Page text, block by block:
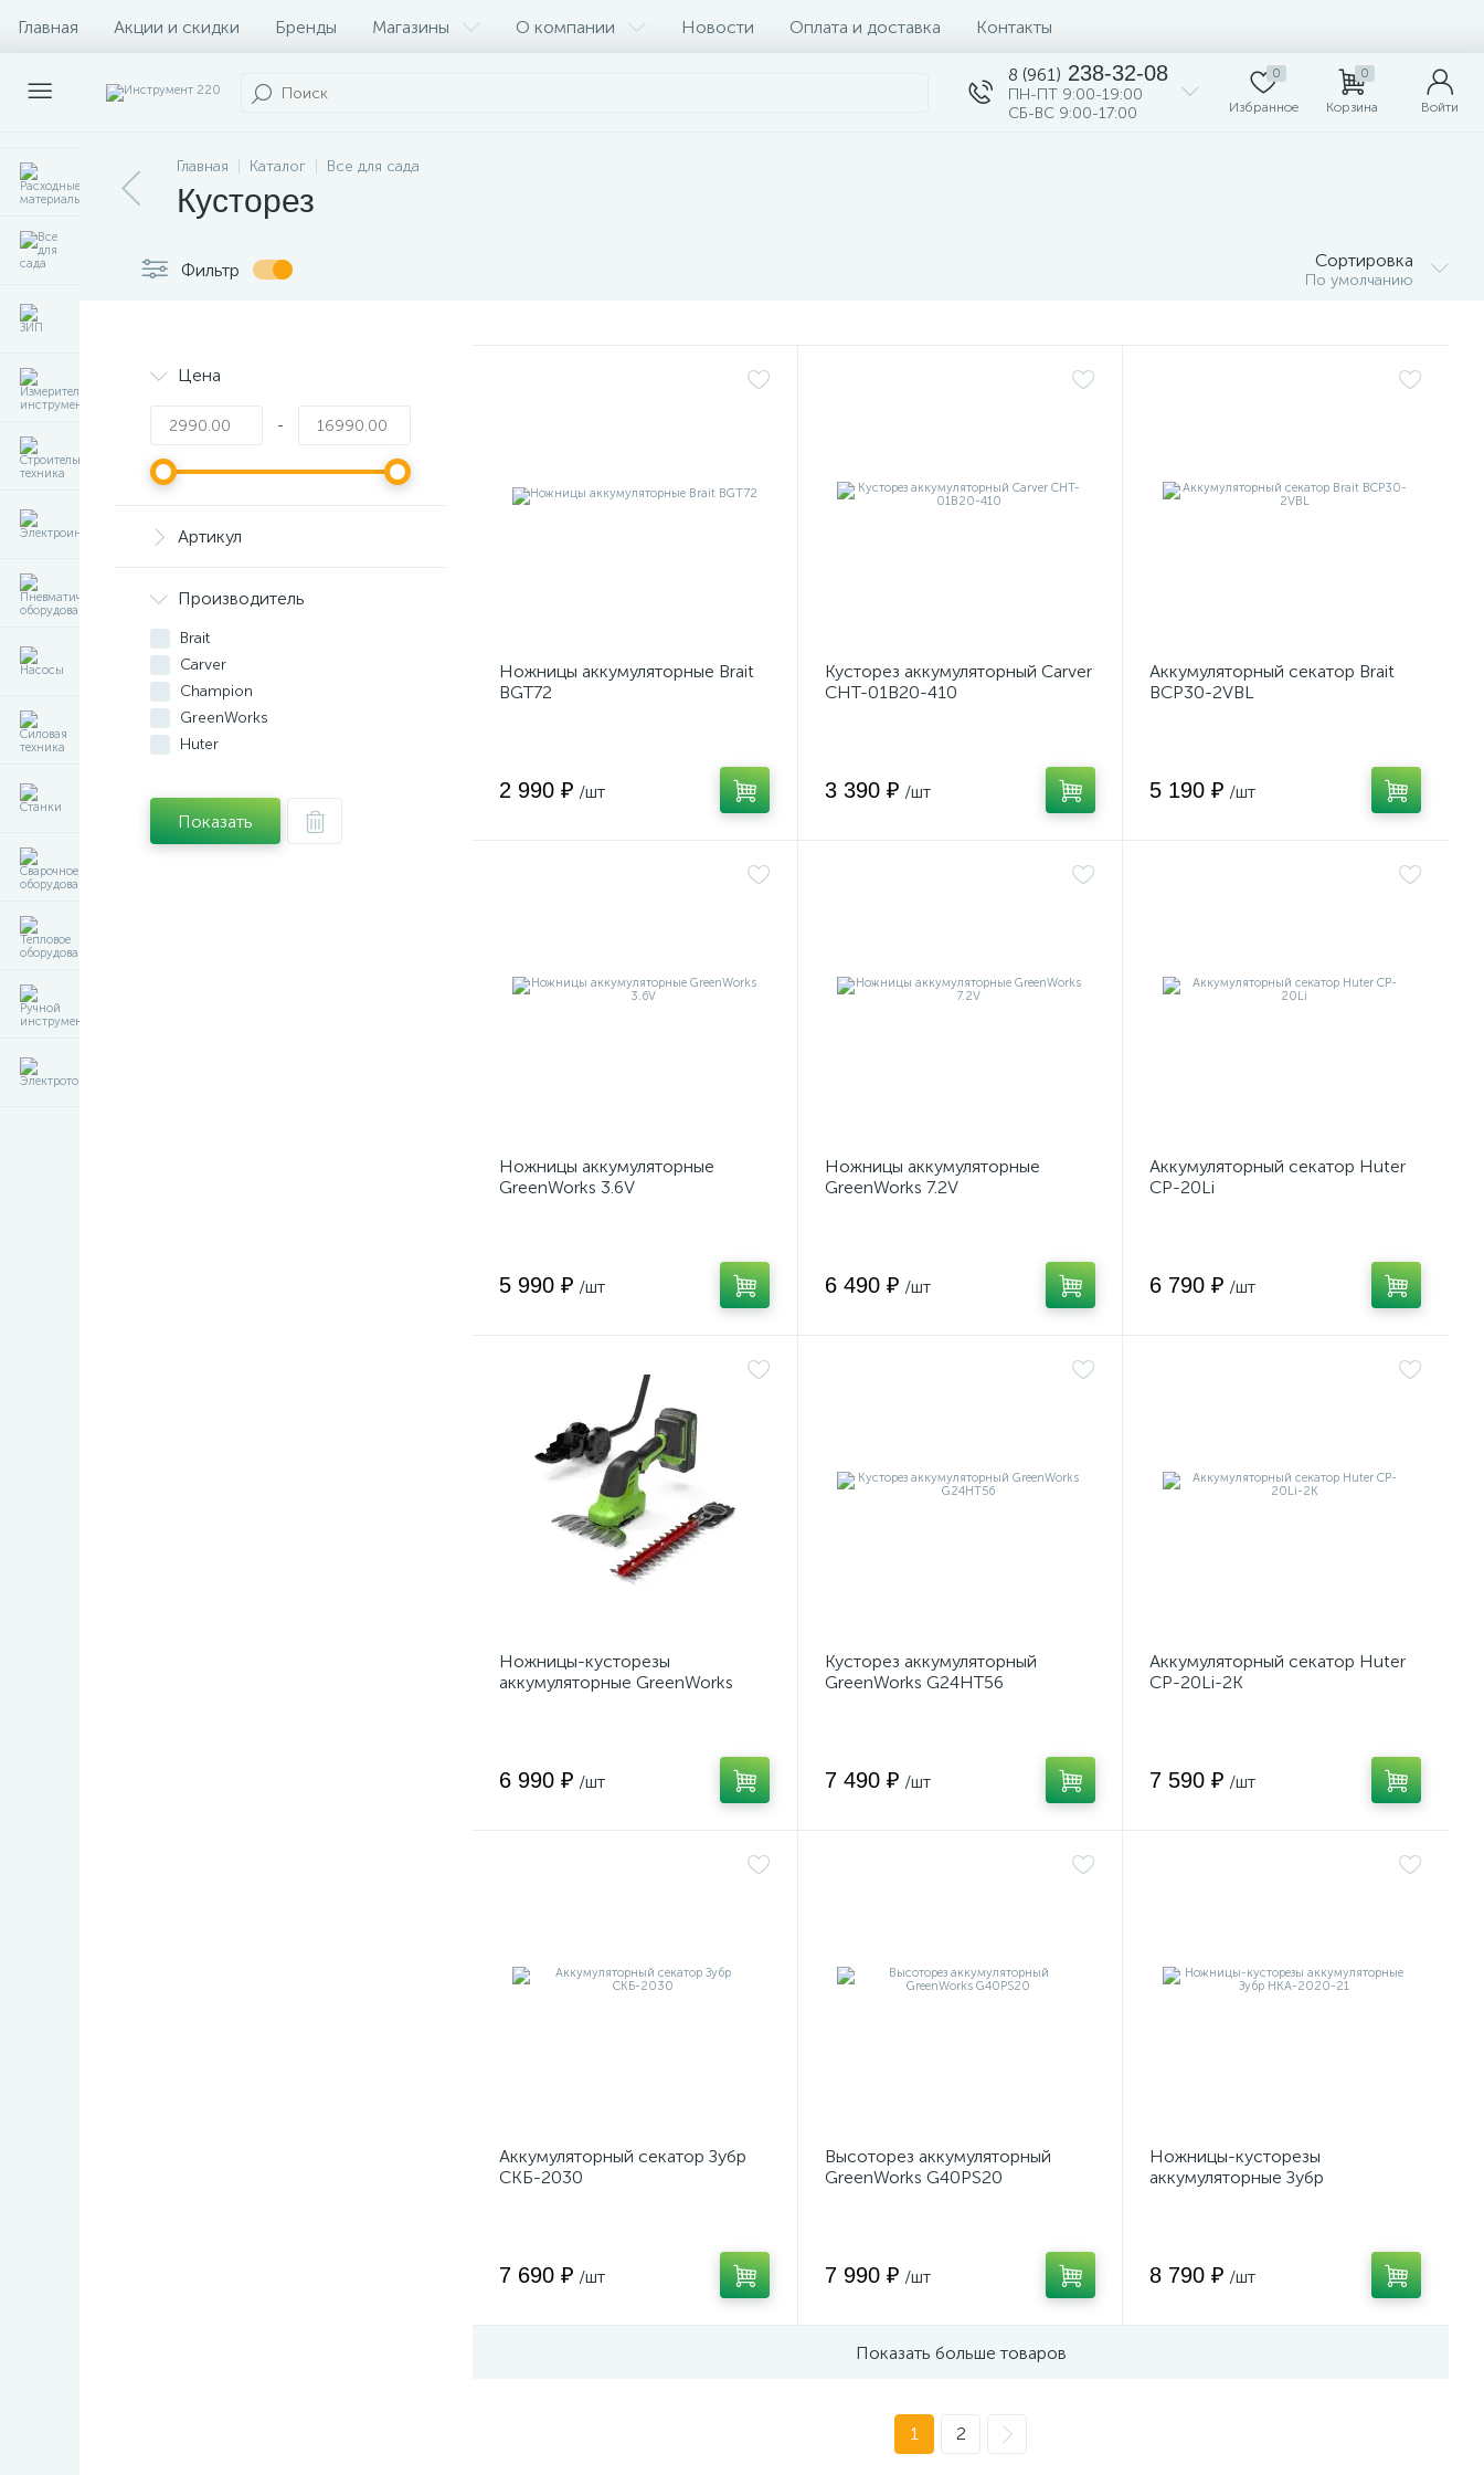
Главная Акции и скидки Бренды Магазины О компании Новости Оплата и доставка Контакты
8 (961) 238-32-08
ПН-ПТ 9:00-19:00
СБ-ВС 9:00-17:00
0
Избранное
0
Корзина Войти
Главная Каталог Все для сада
Кусторез
Фильтр Сортировка
По умолчанию
Цена
-
Артикул
Производитель
Brait
Carver
Champion
GreenWorks
Huter
Зубр
Показать
Ножницы аккумуляторные Brait
BGT72
2 990 ₽ /шт
Кусторез аккумуляторный Carver
CHT-01B20-410
3 390 ₽ /шт
Аккумуляторный секатор Brait
BCP30-2VBL
5 190 ₽ /шт
Ножницы аккумуляторные
GreenWorks 3.6V
5 990 ₽ /шт
Ножницы аккумуляторные
GreenWorks 7.2V
6 490 ₽ /шт
Аккумуляторный секатор Huter
CP-20Li
6 790 ₽ /шт
Ножницы-кусторезы
аккумуляторные GreenWorks
6 990 ₽ /шт
Кусторез аккумуляторный
GreenWorks G24HT56
7 490 ₽ /шт
Аккумуляторный секатор Huter
CP-20Li-2K
7 590 ₽ /шт
Аккумуляторный секатор Зубр
СКБ-2030
7 690 ₽ /шт
Высоторез аккумуляторный
GreenWorks G40PS20
7 990 ₽ /шт
Ножницы-кусторезы
аккумуляторные Зубр
8 790 ₽ /шт
Показать больше товаров
1 2